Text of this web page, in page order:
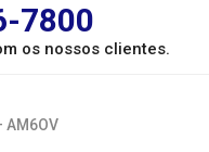
7800
os nossos clientes.